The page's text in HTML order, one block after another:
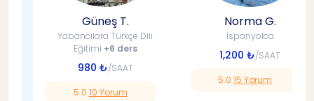
Güneş T.
Yabancılara Türkçe Dili
Eğitimi +6 ders
980 ₺/SAAT
5.0 10 Yorum
Norma G.
İspanyolca
1,200 ₺/SAAT
5.0 15 Yorum